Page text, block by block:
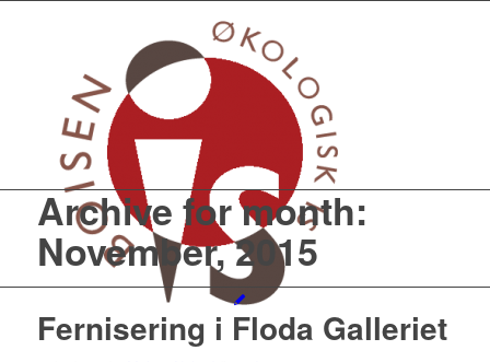
Archive for month:
November, 2015
Fernisering i Floda Galleriet